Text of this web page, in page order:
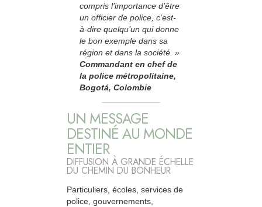
compris l’importance d’être
un officier de police, c’est-
à-dire quelqu’un qui donne
le bon exemple dans sa
région et dans la société. »
Commandant en chef de
la police métropolitaine,
Bogotá, Colombie
UN MESSAGE
DESTINÉ AU MONDE
ENTIER
DIFFUSION À GRANDE ÉCHELLE
DU CHEMIN DU BONHEUR
Particuliers, écoles, services de
police, gouvernements,